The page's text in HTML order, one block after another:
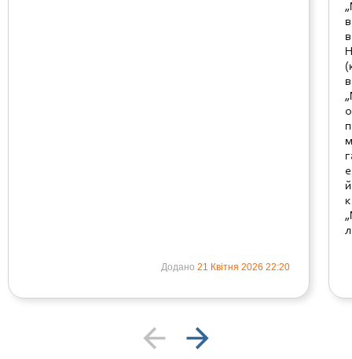
Додано 21 Квітня 2026 22:20